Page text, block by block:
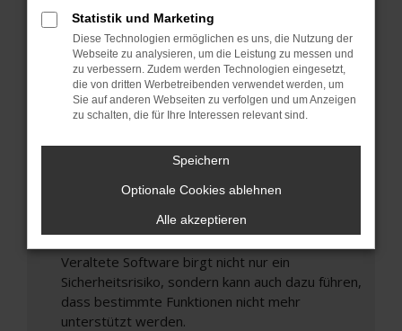
Prüfe deine Browsererweiterungen.
Manche Erweiterungen, wie Werbeblocker,
können das Laden bestimmter Seiten
verhindern. Funktioniert die Seite in einem
anderen Browser oder in einem privaten
Fenster?
Das kann manchmal helfen, vorübergehende
Stelle sicher, dass dein Browser und dein
Betriebssystem auf dem neuesten Stand
Veraltete Software birgt nicht nur ein
Sicherheitsrisiko, sondern kann auch dazu führen,
dass bestimmte Funktionen nicht mehr
unterstützt werden.
Statistik und Marketing
Diese Technologien ermöglichen es uns, die Nutzung der
Webseite zu analysieren, um die Leistung zu messen und
zu verbessern. Zudem werden Technologien eingesetzt,
die von dritten Werbetreibenden verwendet werden, um
Sie auf anderen Webseiten zu verfolgen und um Anzeigen
zu schalten, die für Ihre Interessen relevant sind.
Speichern
Optionale Cookies ablehnen
Alle akzeptieren